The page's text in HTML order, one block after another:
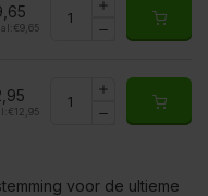
€9,65
€12,95
voor de ultieme